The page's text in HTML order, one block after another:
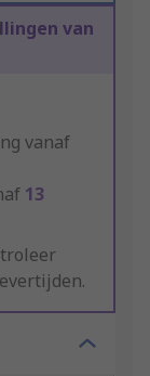
van
vanaf
13